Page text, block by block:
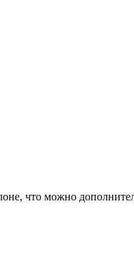
что можно